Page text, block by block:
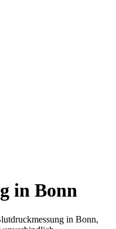
in Bonn
in Bonn,